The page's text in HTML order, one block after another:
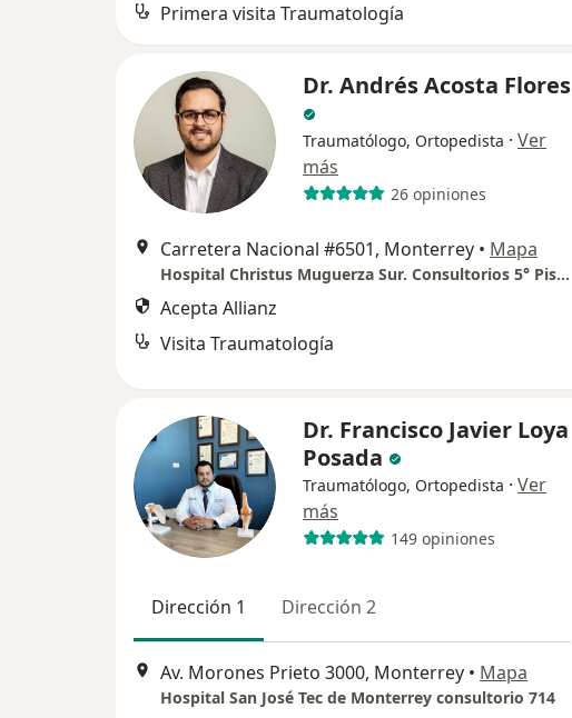
Primera visita Traumatología
Dr. Andrés Acosta Flores
Traumatólogo, Ortopedista · Ver
más
26 opiniones
Carretera Nacional #6501, Monterrey • Mapa
Hospital Christus Muguerza Sur. Consultorios 5° Piso. Cons. 10.
Acepta Allianz
Visita Traumatología
Dr. Francisco Javier Loya
Posada
Traumatólogo, Ortopedista · Ver
más
149 opiniones
Dirección 1 Dirección 2
Av. Morones Prieto 3000, Monterrey • Mapa
Hospital San José Tec de Monterrey consultorio 714